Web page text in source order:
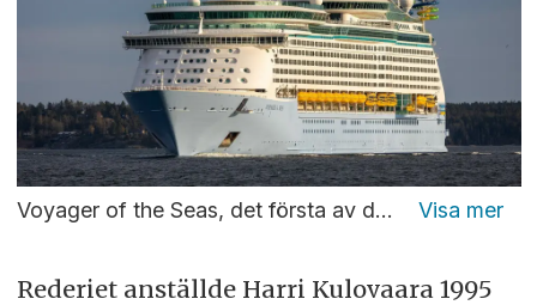
Voyager of the Seas, det första av de fem fartygen i Voyagerklassen som alla byggdes i Åbo mellan 1999 och 2003. Foto: Christopher Kullenberg Rothvall
Rederiet anställde Harri Kulovaara 1995